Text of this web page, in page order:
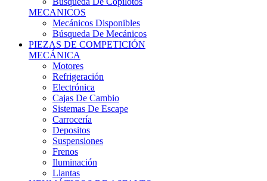
MECANICOS
Mecánicos Disponibles
Búsqueda De Mecánicos
PIEZAS DE COMPETICIÓN
MECÁNICA
Motores
Refrigeración
Electrónica
Cajas De Cambio
Sistemas De Escape
Carrocería
Depositos
Suspensiones
Frenos
Iluminación
Llantas